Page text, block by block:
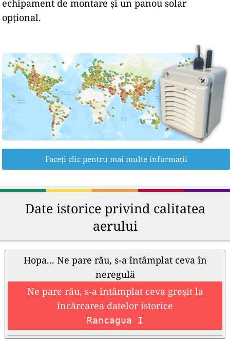
echipament de montare și un panou solar
opțional.
Faceți clic pentru mai multe informații
Date istorice privind calitatea
aerului
Hopa... Ne pare rău, s-a întâmplat ceva în
neregulă
Ne pare rău, s-a întâmplat ceva greșit la
încărcarea datelor istorice
Rancagua I